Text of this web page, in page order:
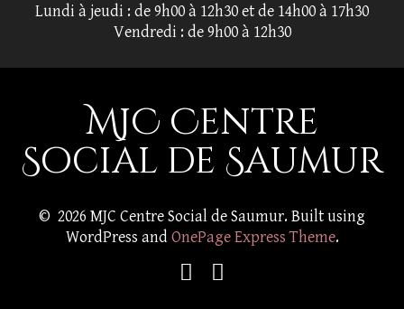
Lundi à jeudi : de 9h00 à 12h30 et de 14h00 à 17h30
Vendredi : de 9h00 à 12h30
MJC Centre
Social de Saumur
© 2026 MJC Centre Social de Saumur. Built using
WordPress and OnePage Express Theme.